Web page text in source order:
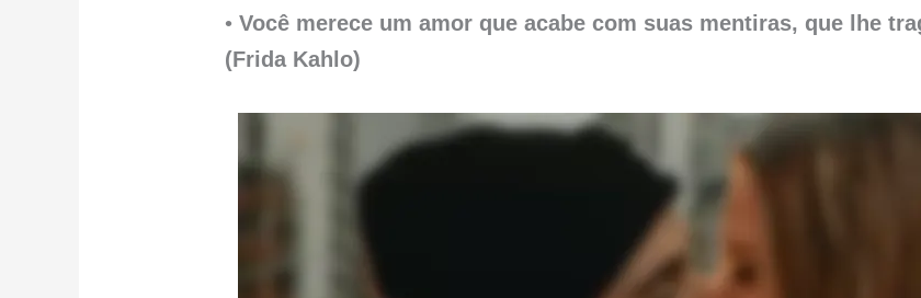
•Você merece um amor que acabe com suas mentiras, que lhe
(Frida Kahlo)